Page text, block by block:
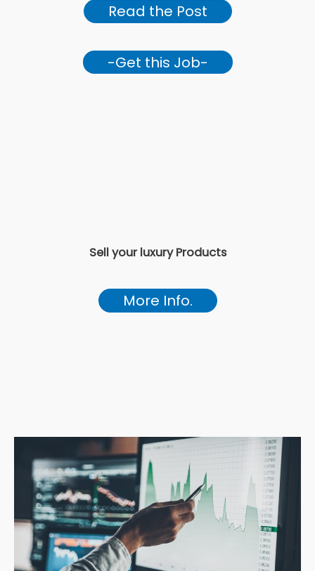
Read the Post
-Get this Job-
Sell your luxury Products
More Info.